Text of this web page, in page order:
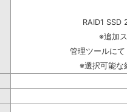
RAID1 SSD
※追加
管理ツールに
※選択可能な